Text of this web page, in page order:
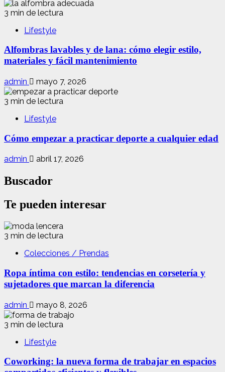
3 min de lectura
Lifestyle
Alfombras lavables y de lana: cómo elegir estilo,
materiales y fácil mantenimiento
admin mayo 7, 2026
3 min de lectura
Lifestyle
Cómo empezar a practicar deporte a cualquier edad
admin abril 17, 2026
Buscador
Te pueden interesar
3 min de lectura
Colecciones / Prendas
Ropa íntima con estilo: tendencias en corsetería y
sujetadores que marcan la diferencia
admin mayo 8, 2026
3 min de lectura
Lifestyle
Coworking: la nueva forma de trabajar en espacios